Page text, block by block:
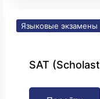
Языковые экзамены
SAT